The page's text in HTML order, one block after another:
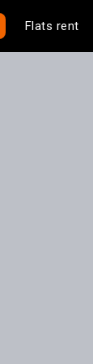
Flats rent